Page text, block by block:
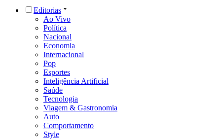
Editorias
Ao Vivo
Política
Nacional
Economia
Internacional
Pop
Esportes
Inteligência Artificial
Saúde
Tecnologia
Viagem & Gastronomia
Auto
Comportamento
Style